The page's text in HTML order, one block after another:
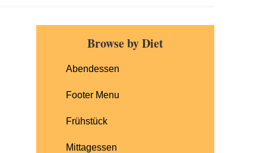
Primary
SidebarBrowse by Diet
Abendessen
Footer Menu
Frühstück
Mittagessen